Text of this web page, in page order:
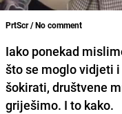
PrtScr / No comment
Iako ponekad
što se moglo vidjeti
šokirati, društvene
griješimo. I to kako.